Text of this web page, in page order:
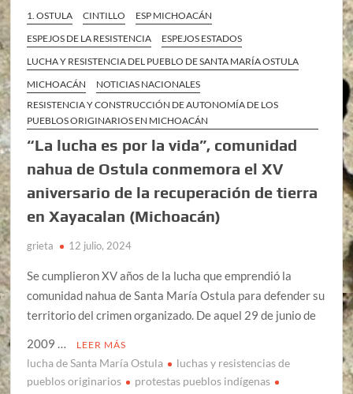
1. OSTULA CINTILLO
ESP MICHOACÁN
ESPEJOS DE LA RESISTENCIA
ESPEJOS ESTADOS
LUCHA Y RESISTENCIA DEL PUEBLO DE SANTA MARÍA OSTULA
MICHOACÁN
NOTICIAS NACIONALES
RESISTENCIA Y CONSTRUCCIÓN DE AUTONOMÍA DE LOS
PUEBLOS ORIGINARIOS EN MICHOACÁN
“La lucha es por la vida”, comunidad
nahua de Ostula conmemora el XV
aniversario de la recuperación de tierra
en Xayacalan (Michoacán)
grieta 12 julio, 2024
Se cumplieron XV años de la lucha que emprendió la
comunidad nahua de Santa María Ostula para defender su
territorio del crimen organizado. De aquel 29 de junio de
2009 …
LEER MÁS
lucha de Santa María Ostula
luchas y resistencias de
pueblos originarios
protestas pueblos indígenas